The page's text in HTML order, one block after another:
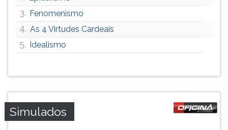
3. Fenomenismo
4. As 4 Virtudes Cardeais
5. Idealismo
Simulados